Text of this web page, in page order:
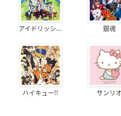
アイドリッシ... 銀魂
ハイキュー!! サンリオ